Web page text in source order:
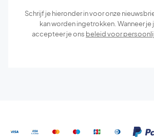
Schrijf je hieronder in voor onze
kan worden ingetrokken. Wanneer je
accepteer je ons beleid voor